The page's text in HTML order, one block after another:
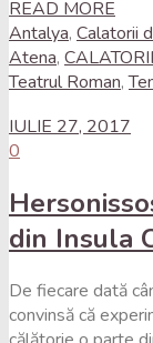
READ MORE
Antalya, Calatorii
Atena, CALATORII
Teatrul Roman,
IULIE 27, 2017
0
din Insula
De fiecare dată
convinsă că